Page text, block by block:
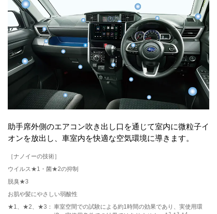
助手席外側のエアコン吹き出し口を通じて室内に微粒子イ
オンを放出し、車室内を快適な空気環境に導きます。
［ナノイーの技術］
ウイルス★1・菌★2の抑制
脱臭★3
お肌や髪にやさしい弱酸性
★1、★2、★3： 車室空間での試験による約1時間の効果であり、実使用環